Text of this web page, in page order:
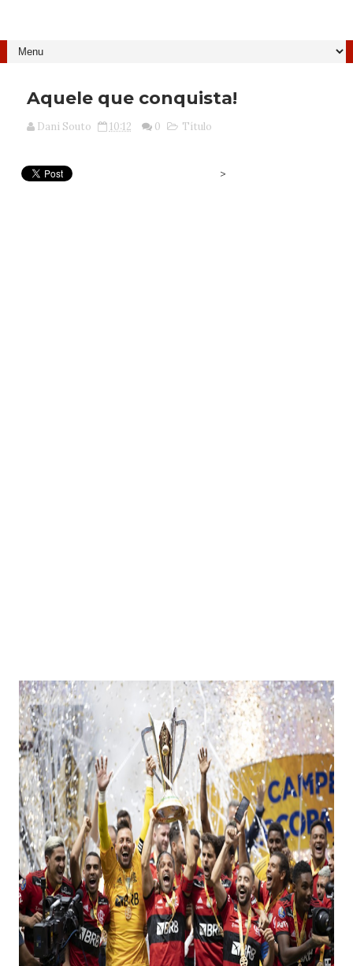
Aquele que conquista!
Dani Souto 10:12 0 Título
>